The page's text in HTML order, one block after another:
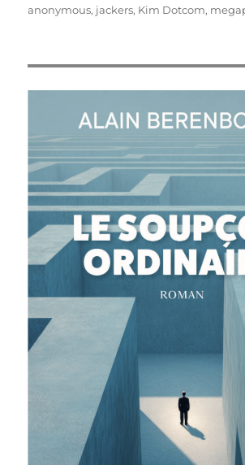
le
anonymous, jackers, Kim Dotcom,